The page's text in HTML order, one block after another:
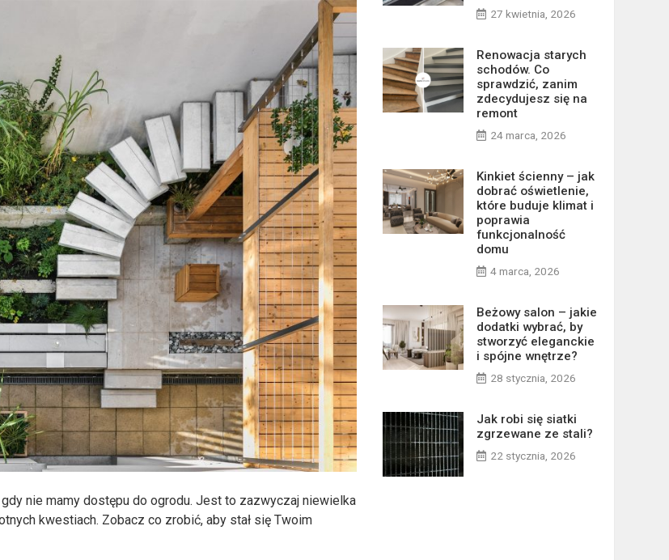
nie mamy dostępu do ogrodu. Jest to zazwyczaj niewielka
kwestiach. Zobacz co zrobić, aby stał się Twoim
27 kwietnia, 2026
Renowacja starych
schodów. Co
sprawdzić, zanim
zdecydujesz się na
remont
24 marca, 2026
Kinkiet ścienny – jak
dobrać oświetlenie,
które buduje klimat i
poprawia
funkcjonalność
domu
4 marca, 2026
Beżowy salon – jakie
dodatki wybrać, by
stworzyć eleganckie
i spójne wnętrze?
28 stycznia, 2026
Jak robi się siatki
zgrzewane ze stali?
22 stycznia, 2026